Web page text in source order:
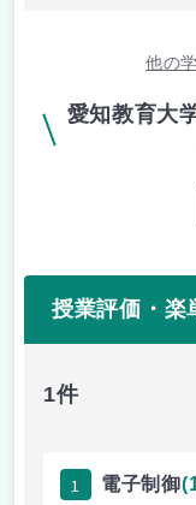
他の
愛知教育大
授業評価・楽
1件
1 電子制御